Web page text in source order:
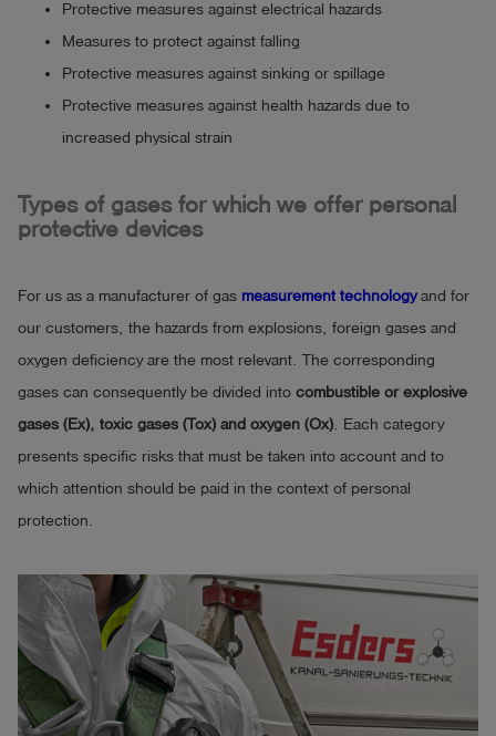
Protective measures against electrical hazards
Measures to protect against falling
Protective measures against sinking or spillage
Protective measures against health hazards due to
increased physical strain
Types of gases for which we offer personal
protective devices
For us as a manufacturer of gas measurement technologyand for
our customers, the hazards from explosions, foreign gases and
oxygen deficiency are the most relevant. The corresponding
gases can consequently be divided into combustible or explosive
gases (Ex), toxic gases (Tox) and oxygen (Ox) . Each category
presents specific risks that must be taken into account and to
which attention should be paid in the context of personal
protection.